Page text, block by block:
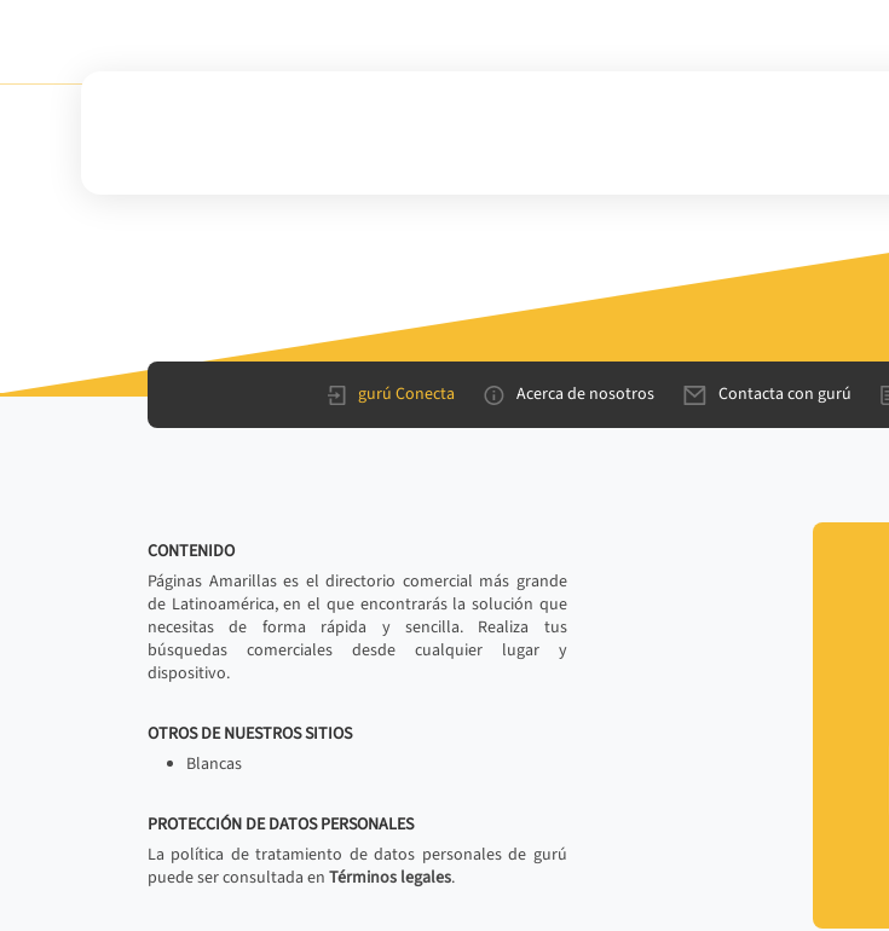
gurú Conecta Acerca de nosotros Contacta con gurú
CONTENIDO
Páginas Amarillas es el directorio comercial más grande
de Latinoamérica, en el que encontrarás la solución que
necesitas de forma rápida y sencilla. Realiza tus
búsquedas comerciales desde cualquier lugar y
dispositivo.
OTROS DE NUESTROS SITIOS
Blancas
PROTECCIÓN DE DATOS PERSONALES
La política de tratamiento de datos personales de gurú
puede ser consultada en Términos legales.